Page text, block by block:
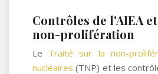
Contrôles de l'AIEA
non-prolifération
Le Traité sur la non-
nucléaires(TNP) et les